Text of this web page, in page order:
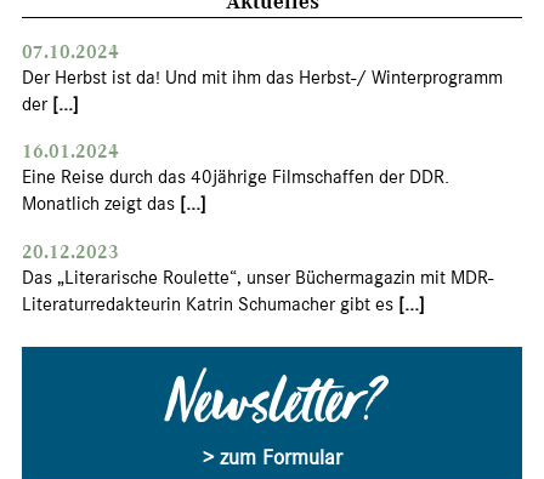
07.10.2024
Der Herbst ist da! Und mit ihm das Herbst-/ Winterprogramm
der [...]
16.01.2024
Eine Reise durch das 40jährige Filmschaffen der DDR.
Monatlich zeigt das [...]
20.12.2023
Das „Literarische Roulette“, unser Büchermagazin mit MDR-
Literaturredakteurin Katrin Schumacher gibt es [...]
Newsletter?
> zum Formular